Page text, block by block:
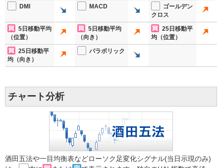
DMI MACD
ゴールデン
クロス
5日移動平均
（位置）
5日移動平均
（向き）
25日移動平
均（位置）
25日移動平
均（向き）
パラボリック
チャート分析
酒田五法や一目均衡表などローソク足変化シグナル(当日示現のみ)